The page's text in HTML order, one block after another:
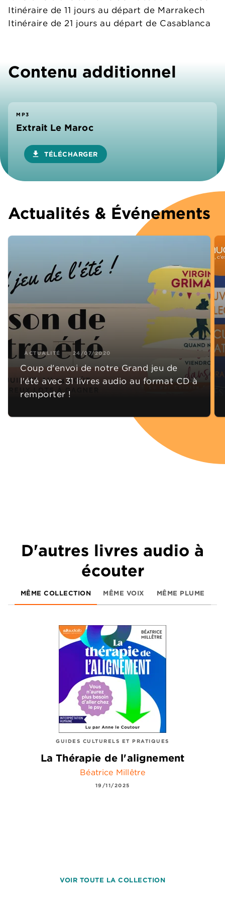
Itinéraire de 11 jours au départ de Marrakech
Itinéraire de 21 jours au départ de Casablanca
Contenu additionnel
MP3
Extrait Le Maroc
download TÉLÉCHARGER
Actualités & Événements
ACTUALITÉ 24/07/2020
Coup d'envoi de notre Grand jeu de
l'été avec 31 livres audio au format CD à
remporter !
D'autres livres audio à
écouter
MÊME COLLECTION MÊME VOIX MÊME PLUME
GUIDES CULTURELS ET PRATIQUES
La Thérapie de l'alignement
Béatrice Millêtre
19/11/2025
VOIR TOUTE LA COLLECTION